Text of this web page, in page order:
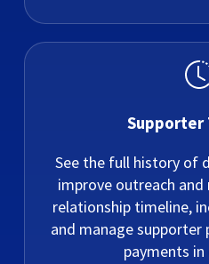
Supporter
See the full history of
improve outreach
relationship timeline,
and manage supporter
payments in